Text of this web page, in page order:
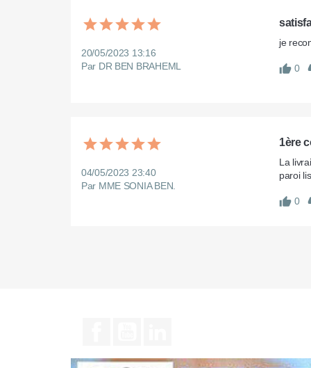
20/05/2023 13:16
Par DR BEN BRAHEML
je
0
04/05/2023 23:40
Par MME SONIA BEN.
1ère
La
paroi
0